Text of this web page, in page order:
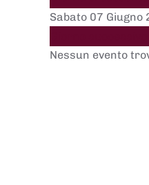
Sabato 07 Giugno
Nessun evento